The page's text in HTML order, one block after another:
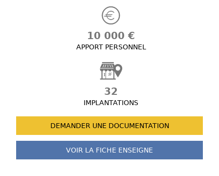
10 000 €
APPORT PERSONNEL
32
IMPLANTATIONS
DEMANDER UNE DOCUMENTATION
VOIR LA FICHE ENSEIGNE